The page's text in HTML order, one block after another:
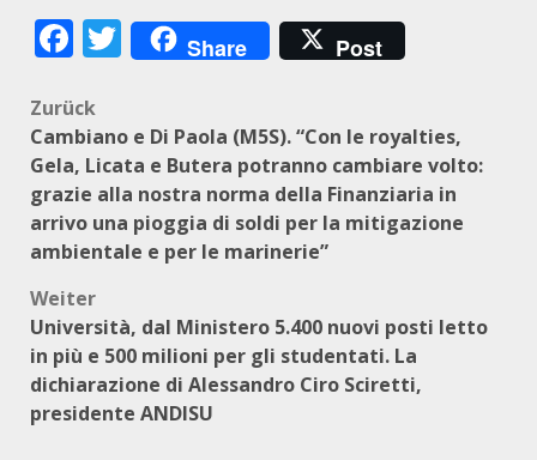
Facebook
Twitter
Share Post
Beitragsnavigation
Zurück
Cambiano e Di Paola (M5S). “Con le royalties,
Gela, Licata e Butera potranno cambiare volto:
grazie alla nostra norma della Finanziaria in
arrivo una pioggia di soldi per la mitigazione
ambientale e per le marinerie”
Weiter
Università, dal Ministero 5.400 nuovi posti letto
in più e 500 milioni per gli studentati. La
dichiarazione di Alessandro Ciro Sciretti,
presidente ANDISU